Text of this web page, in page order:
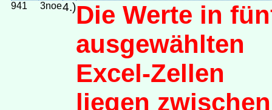
941 3noe4.)Die Werte in
ausgewählten
Excel-Zellen
liegen zwischen